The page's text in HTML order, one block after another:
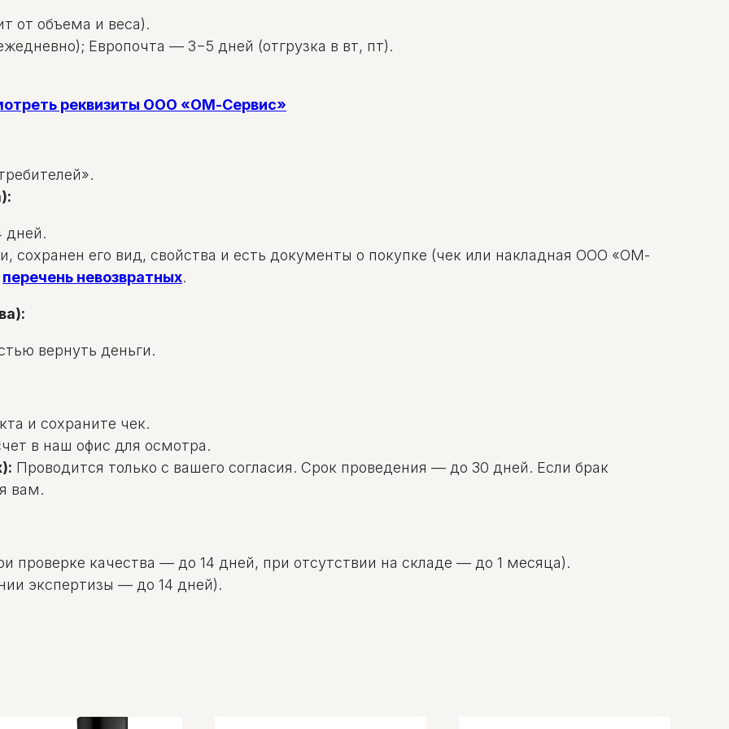
от объема и веса).
Европочта — 3−5 дней (отгрузка в вт, пт).
реквизиты ООО «ОМ-Сервис»
дней.
сохранен его вид, свойства и есть документы о покупке (чек или накладная ООО «ОМ-
перечень невозвратных.
вернуть деньги.
и сохраните чек.
в наш офис для осмотра.
Проводится только с вашего согласия. Срок проведения — до 30 дней. Если брак
вам.
проверке качества — до 14 дней, при отсутствии на складе — до 1 месяца).
экспертизы — до 14 дней).